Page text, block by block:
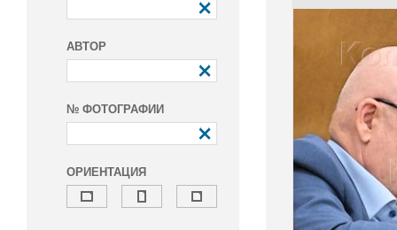
АВТОР
№ ФОТОГРАФИИ
ОРИЕНТАЦИЯ